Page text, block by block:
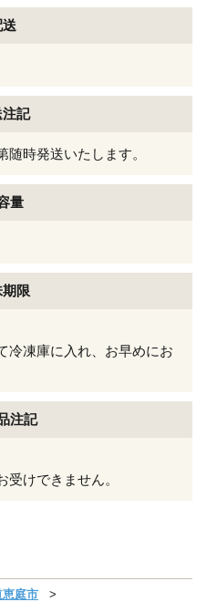
記
随時発送いたします。
量
限
冷凍庫に入れ、お早めにお
注記
けできません。
恵庭市